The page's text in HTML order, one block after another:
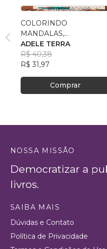
COLORINDO
MANDALAS,
DESPERTANDO
ENERGIAS
ADELE TERRA
R$ 40,38
R$ 31,97
Comprar
NOSSA MISSÃO
Democratizar a
livros.
SAIBA MAIS
Dúvidas e Contato
Política de Privacidade